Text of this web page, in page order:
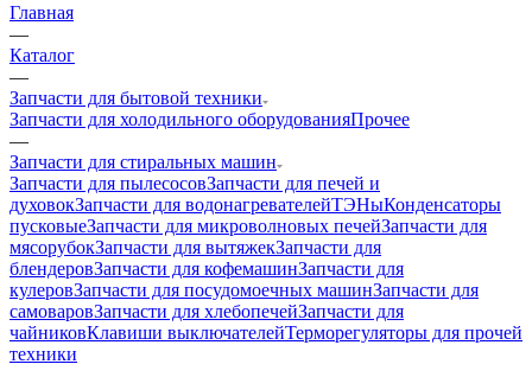
Главная
—
Каталог
—
Запчасти для бытовой техники
Запчасти для холодильного оборудованияПрочее
—
Запчасти для стиральных машин
Запчасти для пылесосовЗапчасти для печей и
духовокЗапчасти для водонагревателейТЭНыКонденсаторы
пусковыеЗапчасти для микроволновых печейЗапчасти для
мясорубокЗапчасти для вытяжекЗапчасти для
блендеровЗапчасти для кофемашинЗапчасти для
кулеровЗапчасти для посудомоечных машинЗапчасти для
самоваровЗапчасти для хлебопечейЗапчасти для
чайниковКлавиши выключателейТерморегуляторы для прочей
техники